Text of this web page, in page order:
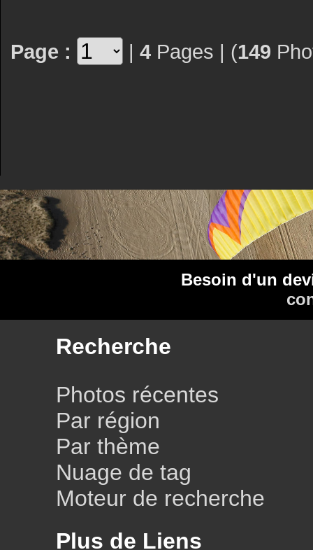
Page : | 4 Pages | (149
Besoin d'un
Recherche
Photos récentes
Par région
Par thème
Nuage de tag
Moteur de recherche
Plus de Liens